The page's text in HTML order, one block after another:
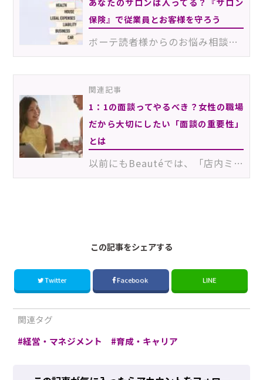
保険』で従業員とお客様を守ろう
ボーテ読者様からのお悩み相談にお答えします！「来年自宅サロンをオープンしようと思っています。開業に…
関連記事
1：1の面談ってやるべき？女性の職場
だから大切にしたい「面談の重要性」
とは
以前にもBeautéでは、「店内ミーティングの重要性」をお伝えしました。今回は「面談の重要性」がテーマで…
この記事をシェアする
Twitter Facebook LINE
関連タグ
経営・マネジメント
育成・キャリア